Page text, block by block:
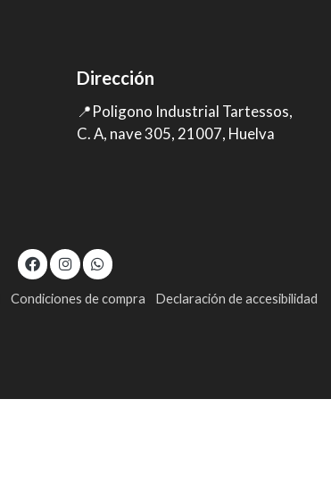
Dirección
📍Poligono Industrial Tartessos,
C. A, nave 305, 21007, Huelva
Condiciones de compra Declaración de accesibilidad